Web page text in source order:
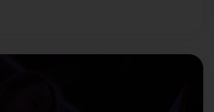
Branche umfassend